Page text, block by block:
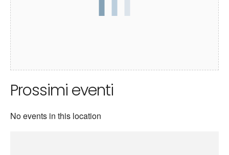
Prossimi eventi
No events in this location